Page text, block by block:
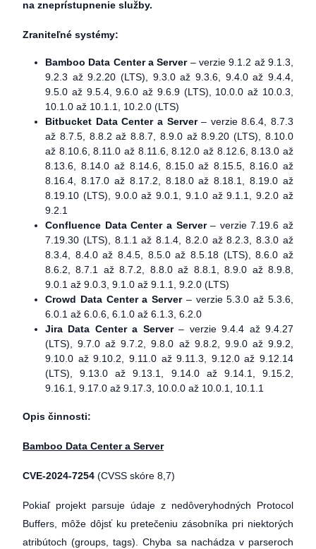
na zneprístupnenie služby.
Zraniteľné systémy:
Bamboo Data Center a Server– verzie 9.1.2 až 9.1.3,
9.2.3 až 9.2.20 (LTS), 9.3.0 až 9.3.6, 9.4.0 až 9.4.4,
9.5.0 až 9.5.4, 9.6.0 až 9.6.9 (LTS), 10.0.0 až 10.0.3,
10.1.0 až 10.1.1, 10.2.0 (LTS)
Bitbucket Data Center a Server– verzie 8.6.4, 8.7.3
až 8.7.5, 8.8.2 až 8.8.7, 8.9.0 až 8.9.20 (LTS), 8.10.0
až 8.10.6, 8.11.0 až 8.11.6, 8.12.0 až 8.12.6, 8.13.0 až
8.13.6, 8.14.0 až 8.14.6, 8.15.0 až 8.15.5, 8.16.0 až
8.16.4, 8.17.0 až 8.17.2, 8.18.0 až 8.18.1, 8.19.0 až
8.19.10 (LTS), 9.0.0 až 9.0.1, 9.1.0 až 9.1.1, 9.2.0 až
9.2.1
Confluence Data Center a Server– verzie 7.19.6 až
7.19.30 (LTS), 8.1.1 až 8.1.4, 8.2.0 až 8.2.3, 8.3.0 až
8.3.4, 8.4.0 až 8.4.5, 8.5.0 až 8.5.18 (LTS), 8.6.0 až
8.6.2, 8.7.1 až 8.7.2, 8.8.0 až 8.8.1, 8.9.0 až 8.9.8,
9.0.1 až 9.0.3, 9.1.0 až 9.1.1, 9.2.0 (LTS)
Crowd Data Center a Server– verzie 5.3.0 až 5.3.6,
6.0.1 až 6.0.6, 6.1.0 až 6.1.3, 6.2.0
Jira Data Center a Server– verzie 9.4.4 až 9.4.27
(LTS), 9.7.0 až 9.7.2, 9.8.0 až 9.8.2, 9.9.0 až 9.9.2,
9.10.0 až 9.10.2, 9.11.0 až 9.11.3, 9.12.0 až 9.12.14
(LTS), 9.13.0 až 9.13.1, 9.14.0 až 9.14.1, 9.15.2,
9.16.1, 9.17.0 až 9.17.3, 10.0.0 až 10.0.1, 10.1.1
Opis činnosti:
Bamboo Data Center a Server
CVE-2024-7254 (CVSS skóre 8,7)
Pokiaľ projekt parsuje údaje z nedôveryhodných Protocol
Buffers, môže dôjsť ku pretečeniu zásobníka pri niektorých
atribútoch (groups, tags). Chyba sa nachádza v parseroch